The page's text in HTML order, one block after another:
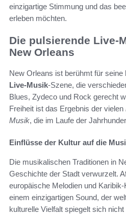
einzigartige Stimmung und das
erleben möchten.
Die pulsierende Live-
New Orleans
New Orleans ist berühmt für seine
Live-Musik-Szene, die
Blues, Zydeco und Rock gerecht
Freiheit ist das Ergebnis der vielen
Musik, die im Laufe der
Einflüsse der Kultur auf die
Die musikalischen Traditionen in
Geschichte der Stadt verwurzelt.
europäische Melodien und
einem einzigartigen Sound, der
kulturelle Vielfalt spiegelt sich